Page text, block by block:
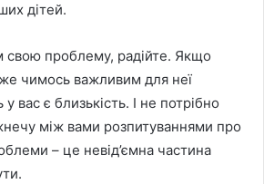
дітей.
проблему, радійте. Якщо
чимось важливим для неї
вас є близькість. І не потрібно
між вами розпитуваннями про
– це невід’ємна частина